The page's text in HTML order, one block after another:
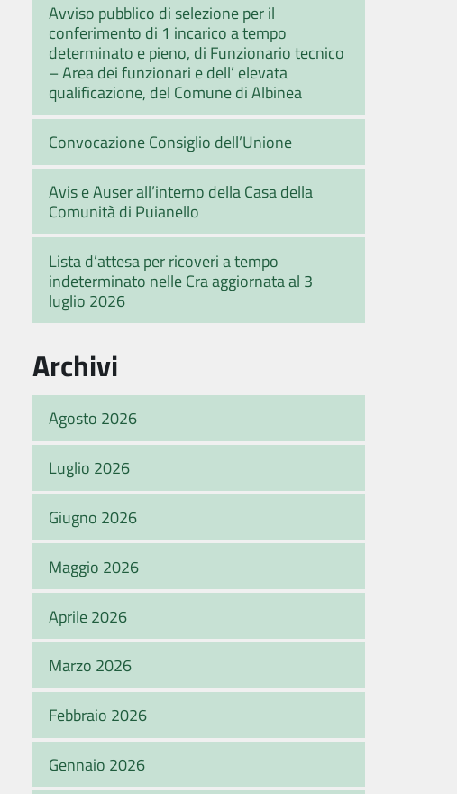
Avviso pubblico di selezione per il
conferimento di 1 incarico a tempo
determinato e pieno, di Funzionario tecnico
– Area dei funzionari e dell’ elevata
qualificazione, del Comune di Albinea
Convocazione Consiglio dell’Unione
Avis e Auser all’interno della Casa della
Comunità di Puianello
Lista d’attesa per ricoveri a tempo
indeterminato nelle Cra aggiornata al 3
luglio 2026
Archivi
Agosto 2026
Luglio 2026
Giugno 2026
Maggio 2026
Aprile 2026
Marzo 2026
Febbraio 2026
Gennaio 2026